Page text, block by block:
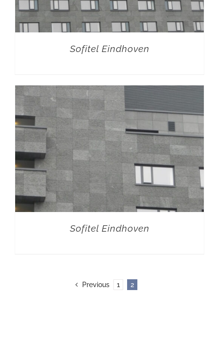
Sofitel Eindhoven
Sofitel Eindhoven
Previous 1 2